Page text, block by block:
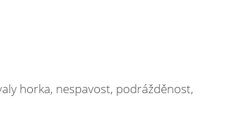
horka, nespavost, podrážděnost,